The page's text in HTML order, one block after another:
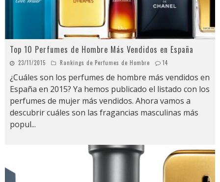
Top 10 Perfumes de Hombre Más Vendidos en España
23/11/2015 Rankings de Perfumes de Hombre 14
¿Cuáles son los perfumes de hombre más vendidos en
España en 2015? Ya hemos publicado el listado con los
perfumes de mujer más vendidos. Ahora vamos a
descubrir cuáles son las fragancias masculinas más
popul...